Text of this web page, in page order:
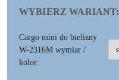
WYBIERZ WARIANT:
Cargo mini do bielizny
W-2316M wymiar /
kolor: